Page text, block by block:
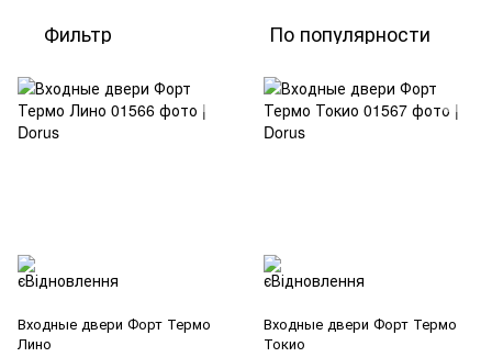
Фильтр По популярности
Входные двери Форт Термо
Лино
Входные двери Форт Термо
Токио